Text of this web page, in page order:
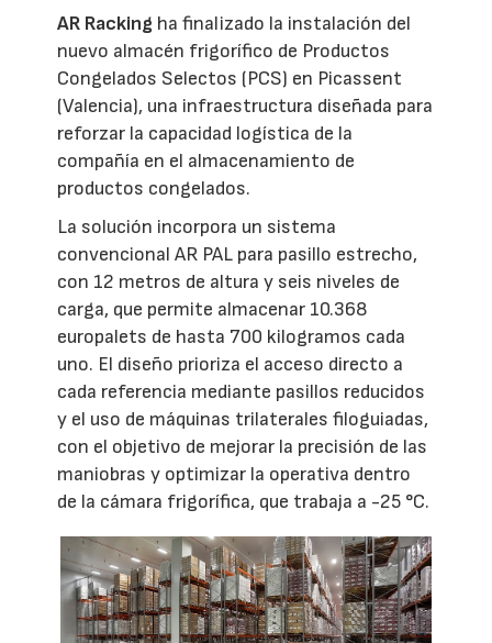
AR Racking ha finalizado la instalación del
nuevo almacén frigorífico de Productos
Congelados Selectos (PCS) en Picassent
(Valencia), una infraestructura diseñada para
reforzar la capacidad logística de la
compañía en el almacenamiento de
productos congelados.
La solución incorpora un sistema
convencional AR PAL para pasillo estrecho,
con 12 metros de altura y seis niveles de
carga, que permite almacenar 10.368
europalets de hasta 700 kilogramos cada
uno. El diseño prioriza el acceso directo a
cada referencia mediante pasillos reducidos
y el uso de máquinas trilaterales filoguiadas,
con el objetivo de mejorar la precisión de las
maniobras y optimizar la operativa dentro
de la cámara frigorífica, que trabaja a -25 °C.